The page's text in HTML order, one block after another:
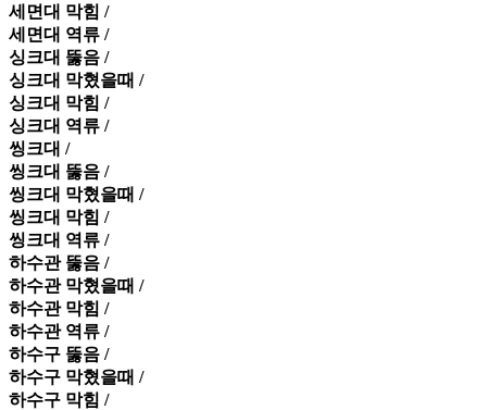
세면대 막힘 /
세면대 역류 /
싱크대 뚫음 /
싱크대 막혔을때 /
싱크대 막힘 /
싱크대 역류 /
씽크대 /
씽크대 뚫음 /
씽크대 막혔을때 /
씽크대 막힘 /
씽크대 역류 /
하수관 뚫음 /
하수관 막혔을때 /
하수관 막힘 /
하수관 역류 /
하수구 뚫음 /
하수구 막혔을때 /
하수구 막힘 /